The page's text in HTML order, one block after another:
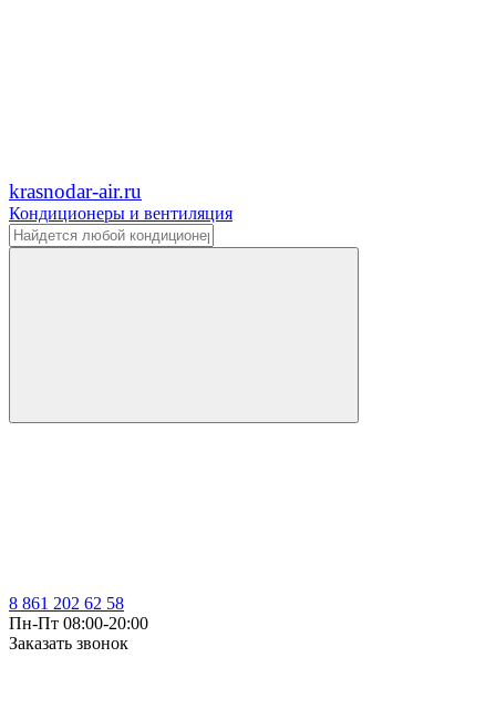
krasnodar-air.ru
Кондиционеры и вентиляция
8 861 202 62 58
Пн-Пт 08:00-20:00
Заказать звонок